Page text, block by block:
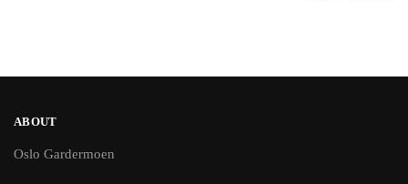
ABOUT
Oslo Gardermoen